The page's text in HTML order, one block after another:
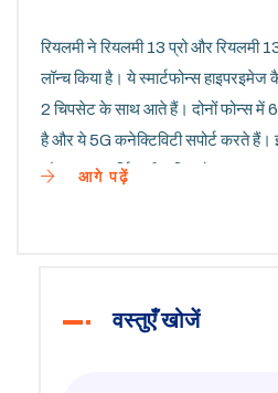
रियलमी ने रियलमी 13 प्रो और रियलमी
लॉन्च किया है। ये स्मार्टफोन्स
2 चिपसेट के साथ आते हैं। दोनों फोन्स में
है और ये 5G कनेक्टिविटी सपोर्ट करते
और फास्ट चार्जिंग की सुविधा है।
आगे पढ़ें
वस्तुएँ खोजें